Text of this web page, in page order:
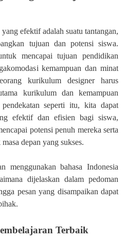
efektif adalah suatu tantangan,
tujuan dan potensi siswa.
mencapai tujuan pendidikan
kemampuan dan minat
kurikulum designer harus
kurikulum dan kemampuan
seperti itu, kita dapat
efektif dan efisien bagi siswa,
potensi penuh mereka serta
depan yang sukses.
menggunakan bahasa Indonesia
dijelaskan dalam pedoman
pesan yang disampaikan dapat
Terbaik